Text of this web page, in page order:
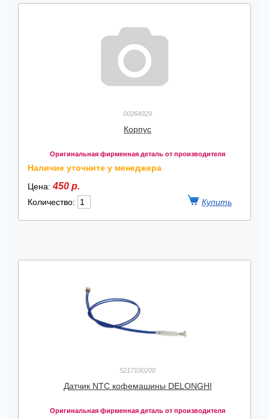
00264929
Корпус
Оригинальная фирменная деталь от производителя
Наличие уточните у менеджера
Цена:450 р.
Количество:
5217100200
Датчик NTC кофемашины DELONGHI
Оригинальная фирменная деталь от производителя